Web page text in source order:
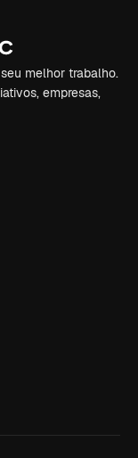
melhor trabalho.
empresas,